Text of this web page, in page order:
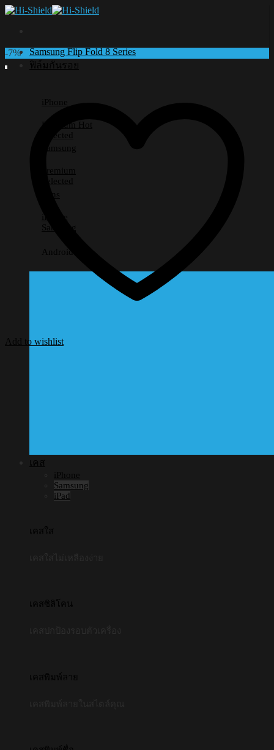
Skip
Samsung Flip Fold 8 Series
ฟิล์มกันรอย
iPhone
Premium
Selected
Samsung
Premium
Selected
Lens
iPhone
Samsung
Android อื่นๆ
เคส
iPhone
Samsung
iPad
เคสใส
เคสซิลิโคน
เคสพิมพ์ลาย
-7%
Add to wishlist